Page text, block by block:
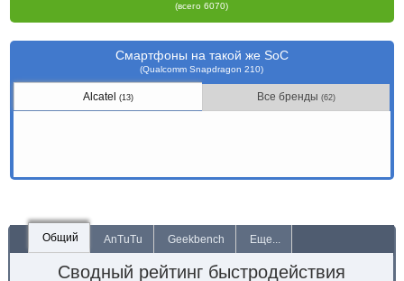
(всего 6070)
Смартфоны на такой же SoC
(Qualcomm Snapdragon 210)
Alcatel(13) Все бренды(62)
Общий AnTuTu Geekbench Еще...
Сводный рейтинг быстродействия